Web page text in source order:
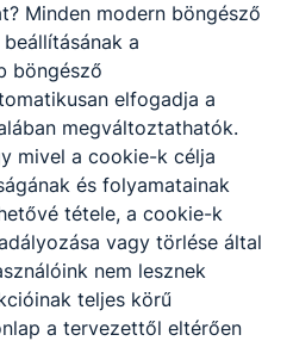
stratégia - 2023.05.
stratégia - 2021.pdf
Minden modern böngésző
a
böngésző
elfogadja a
megváltoztathatók.
mivel a cookie-k célja
és folyamatainak
tétele, a cookie-k
vagy törlése által
nem lesznek
teljes körű
a tervezettől eltérően